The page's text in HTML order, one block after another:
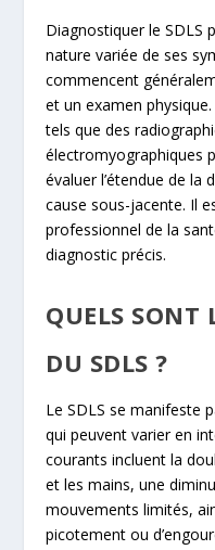
Diagnostiquer le SDLS
nature variée de ses
commencent
et un examen
tels que des
électromyographiques
évaluer l’étendue de
cause sous-jacente. Il
professionnel de la
diagnostic précis.
QUELS SONT
DU SDLS ?
Le SDLS se manifeste
qui peuvent varier en
courants incluent la
et les mains, une
mouvements limités,
picotement ou